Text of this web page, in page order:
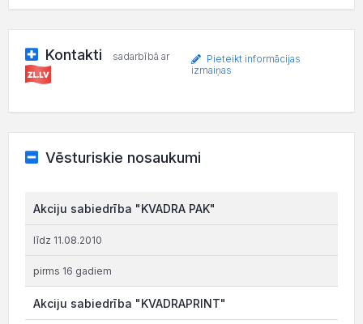
Kontakti sadarbībā ar
Pieteikt informācijas
izmaiņas
Vēsturiskie nosaukumi
Akciju sabiedrība "KVADRA PAK"
līdz 11.08.2010
pirms 16 gadiem
Akciju sabiedrība "KVADRAPRINT"